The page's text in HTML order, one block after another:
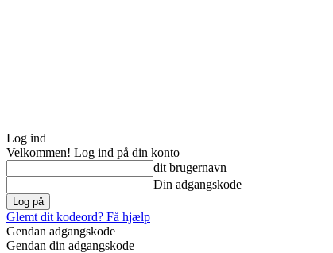
Log ind
Velkommen! Log ind på din konto
dit brugernavn
Din adgangskode
Glemt dit kodeord? Få hjælp
Gendan adgangskode
Gendan din adgangskode